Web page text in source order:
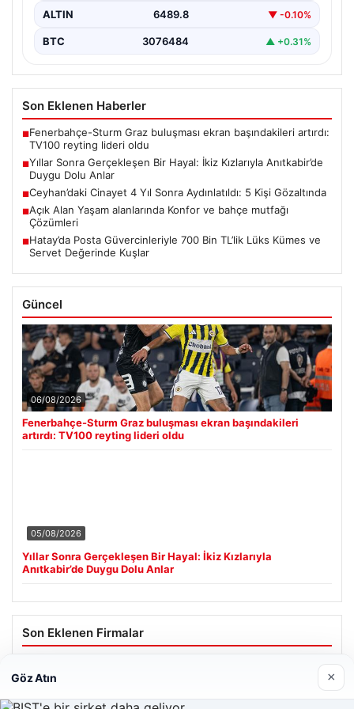
ALTIN 6489.8 ▼ -0.10%
BTC 3076484 ▲ +0.31%
Son Eklenen Haberler
■Fenerbahçe-Sturm Graz buluşması ekran başındakileri artırdı:
TV100 reyting lideri oldu
■Yıllar Sonra Gerçekleşen Bir Hayal: İkiz Kızlarıyla Anıtkabir’de
Duygu Dolu Anlar
■Ceyhan’daki Cinayet 4 Yıl Sonra Aydınlatıldı: 5 Kişi Gözaltında
■Açık Alan Yaşam alanlarında Konfor ve bahçe mutfağı
Çözümleri
■Hatay’da Posta Güvercinleriyle 700 Bin TL’lik Lüks Kümes ve
Servet Değerinde Kuşlar
Güncel
06/08/2026
Fenerbahçe-Sturm Graz buluşması ekran başındakileri
artırdı: TV100 reyting lideri oldu
05/08/2026
Yıllar Sonra Gerçekleşen Bir Hayal: İkiz Kızlarıyla
Anıtkabir’de Duygu Dolu Anlar
Son Eklenen Firmalar
Göz Atın ×